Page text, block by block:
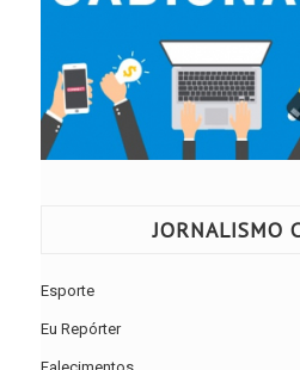
JORNALISMO
Esporte
Eu Repórter